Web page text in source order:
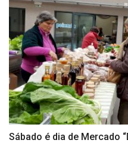
Sábado é dia de Mercado